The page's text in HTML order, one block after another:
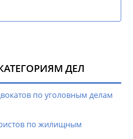
ДЕЛ
по уголовным делам
по жилищным